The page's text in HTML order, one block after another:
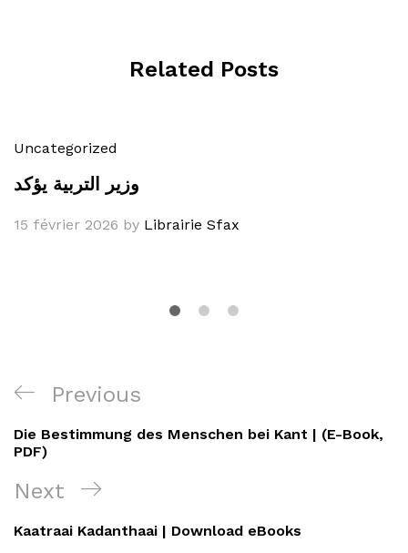
Related Posts
Uncategorized
وزير التربية يؤكد
15 février 2026 by Librairie Sfax
Navigation
de
l’article
Previous
Post
Previous
Die Bestimmung des Menschen bei Kant | (E-Book,
PDF)
Next
Post
Next
Kaatraai Kadanthaai | Download eBooks